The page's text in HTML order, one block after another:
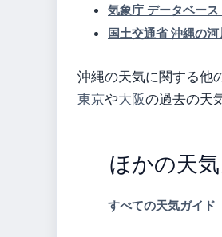
気象庁 データベース
国土交通省 沖縄の
沖縄の天気に関する他
東京や大阪の過去の天
ほかの天
すべての天気ガイド